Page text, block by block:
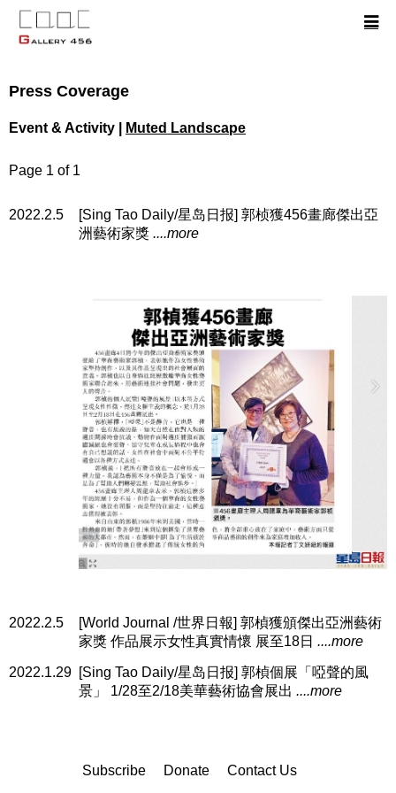
Press Coverage
Event & Activity | Muted Landscape
Page 1 of 1
2022.2.5
[Sing Tao Daily/星岛日报] 郭桢獲456畫廊傑出亞
洲藝術家獎 ....more
2022.2.5
[World Journal /世界日報] 郭楨獲頒傑出亞洲藝術
家獎 作品展示女性真實情懷 展至18日 ....more
2022.1.29 [Sing Tao Daily/星岛日报] 郭楨個展「啞聲的風
景」 1/28至2/18美華藝術協會展出 ....more
Subscribe Donate Contact Us